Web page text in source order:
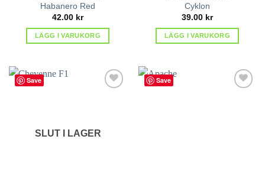
Habanero Red
42.00 kr
LÄGG I VARUKORG
Cyklon
39.00 kr
LÄGG I VARUKORG
Save
SLUT I LAGER
Save